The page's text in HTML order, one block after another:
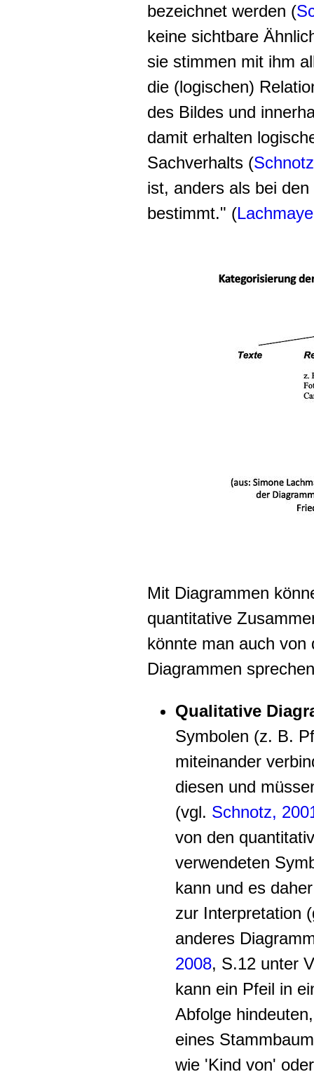
bezeichnet werden (
keine sichtbare
sie stimmen mit ihm
die (logischen)
des Bildes und
damit erhalten
Sachverhalts (
ist, anders als bei
bestimmt." (
Mit Diagrammen
quantitative
könnte man auch von
Diagrammen
Qualitative
Symbolen (z. B.
miteinander
diesen und
(vgl. Schnotz,
von den
verwendeten
kann und es
zur Interpretation
anderes
2008, S.12 unter
kann ein Pfeil in
Abfolge
eines
wie 'Kind von'